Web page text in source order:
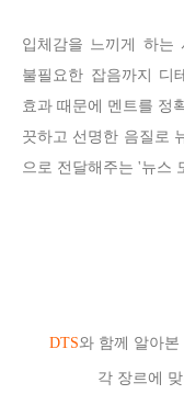
입체감을 느끼게 하는
불필요한 잡음까지 디
효과 때문에 멘트를 정
끗하고 선명한 음질로
으로 전달해주는 '뉴스
DTS와 함께 알아
각 장르에